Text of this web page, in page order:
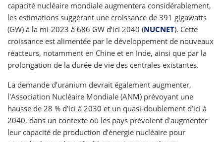
capacité nucléaire mondiale augmentera considérablement,
les estimations suggérant une croissance de 391 gigawatts
(GW) à la mi-2023 à 686 GW d’ici 2040 (NUCNET). Cette
croissance est alimentée par le développement de nouveaux
réacteurs, notamment en Chine et en Inde, ainsi que par la
prolongation de la durée de vie des centrales existantes.
La demande d’uranium devrait également augmenter,
l'Association Nucléaire Mondiale (ANM) prévoyant une
hausse de 28 % d’ici à 2030 et un quasi-doublement d’ici à
2040, dans un contexte où les pays prévoient d'augmenter
leur capacité de production d’énergie nucléaire pour